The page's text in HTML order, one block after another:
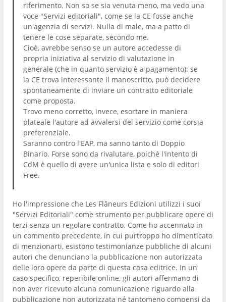
riferimento. Non so se sia venuta meno, ma vedo una
voce "Servizi editoriali", come se la CE fosse anche
un'agenzia di servizi. Nulla di male, ma a patto di
tenere le cose separate, secondo me.
Cioè, avrebbe senso se un autore accedesse di
propria iniziativa al servizio di valutazione in
generale (che in quanto servizio è a pagamento): se
la CE trova interessante il manoscritto, può decidere
spontaneamente di inviare un contratto editoriale
come proposta.
Trovo meno corretto, invece, esortare in maniera
plateale l'autore ad avvalersi del servizio come corsia
preferenziale.
Saranno contro l'EAP, ma sanno tanto di Doppio
Binario. Forse sono da rivalutare, poiché l'intento di
CdM è quello di avere un'unica lista e solo di editori
Free.
Ho l'impressione che Les Flâneurs Edizioni utilizzi i suoi
"Servizi Editoriali" come strumento per pubblicare opere di
terzi senza un regolare contratto. Come ho accennato in
un commento precedente, in cui purtroppo ho dimenticato
di menzionarti, esistono testimonianze pubbliche di alcuni
autori che denunciano la pubblicazione non autorizzata
delle loro opere da parte di questa casa editrice. In un
caso specifico, reperibile online, gli autori affermano di
non aver ricevuto alcuna comunicazione riguardo alla
pubblicazione non autorizzata né tantomeno compensi da